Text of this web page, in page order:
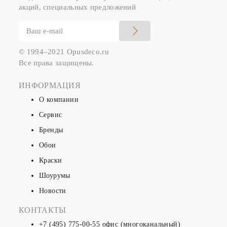
акций, специальных предложений
© 1994–2021 Opusdeco.ru
Все права защищены.
ИНФОРМАЦИЯ
О компании
Сервис
Бренды
Обои
Краски
Шоурумы
Новости
КОНТАКТЫ
+7 (495) 775-00-55 офис (многоканальный)